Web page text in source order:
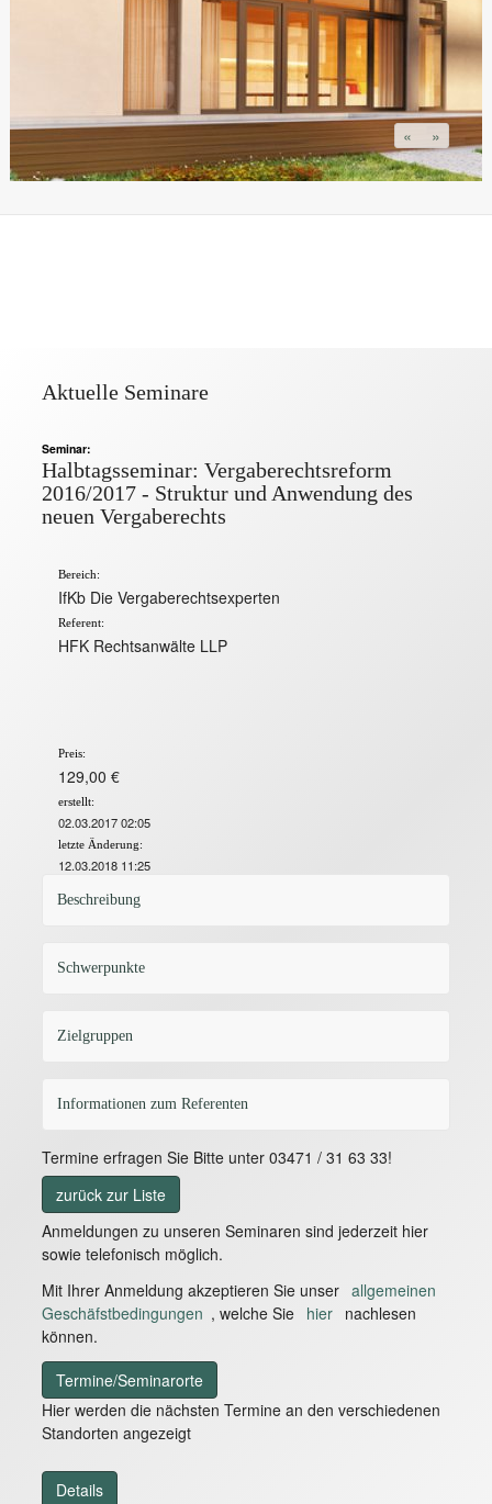
« »
Aktuelle Seminare
Seminar:
Halbtagsseminar: Vergaberechtsreform
2016/2017 - Struktur und Anwendung des
neuen Vergaberechts
Bereich:
IfKb Die Vergaberechtsexperten
Referent:
HFK Rechtsanwälte LLP
Preis:
129,00 €
erstellt:
02.03.2017 02:05
letzte Änderung:
12.03.2018 11:25
Beschreibung
Schwerpunkte
Zielgruppen
Informationen zum Referenten
Termine erfragen Sie Bitte unter 03471 / 31 63 33!
zurück zur Liste
Anmeldungen zu unseren Seminaren sind jederzeit hier
sowie telefonisch möglich.
Mit Ihrer Anmeldung akzeptieren Sie unser allgemeinen
Geschäfstbedingungen , welche Sie hier nachlesen
können.
Termine/Seminarorte
Hier werden die nächsten Termine an den verschiedenen
Standorten angezeigt
Details